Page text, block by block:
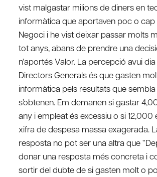
vist malgastar milions de diners en
informàtica que aportaven poc o cap
Negoci i he vist deixar passar molts
tot anys, abans de prendre una
n’aportés Valor. La percepció avui
Directors Generals és que gasten
informàtica pels resultats que
s’obtenen. Em demanen si gastar
any i empleat és excessiu o si 12,000
xifra de despesa massa exagerada.
resposta no pot ser una altra que
donar una resposta més concreta i
sortir del dubte de si gasten molt o